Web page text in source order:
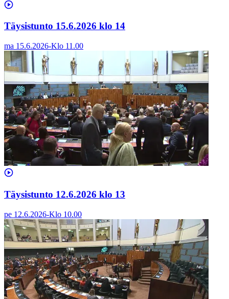
Täysistunto 15.6.2026 klo 14
ma 15.6.2026-Klo 11.00
Täysistunto 12.6.2026 klo 13
pe 12.6.2026-Klo 10.00